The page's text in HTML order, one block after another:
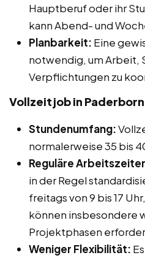
Hauptberuf oder ihr
kann Abend- und
Planbarkeit: Eine
notwendig, um Arbeit,
Verpflichtungen zu
Vollzeitjob in
Stundenumfang:
normalerweise 35 bis
Reguläre
in der Regel
freitags von 9 bis 17
können insbesondere
Projektphasen
Weniger Flexibilität: